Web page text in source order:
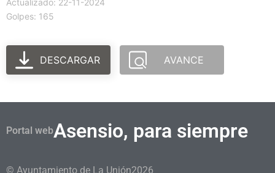
Actualizado: 22-11-2024
Golpes: 165
DESCARGAR AVANCE
Portal webAsensio, para siempre
© Ayuntamiento de La Unión2026